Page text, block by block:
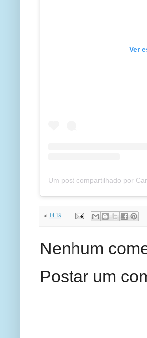
Ver
at 14:18
Nenhum
Postar um